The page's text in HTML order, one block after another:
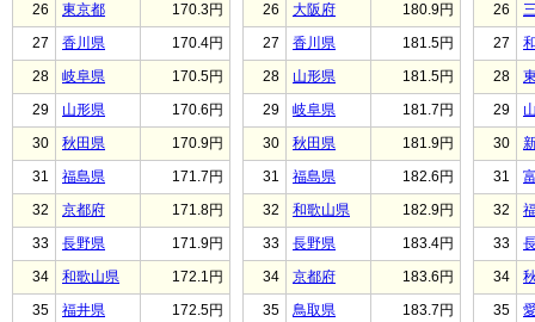
26
東京都
170.3円
27
香川県
170.4円
28
岐阜県
170.5円
29
山形県
170.6円
30
秋田県
170.9円
31
福島県
171.7円
32
京都府
171.8円
33
長野県
171.9円
34
和歌山県
172.1円
35
福井県
172.5円
26
大阪府
180.9円
27
香川県
181.5円
28
山形県
181.5円
29
岐阜県
181.7円
30
秋田県
181.9円
31
福島県
182.6円
32
和歌山県
182.9円
33
長野県
183.4円
34
京都府
183.6円
35
鳥取県
183.7円
26
27
28
29
30
31
32
33
34
35